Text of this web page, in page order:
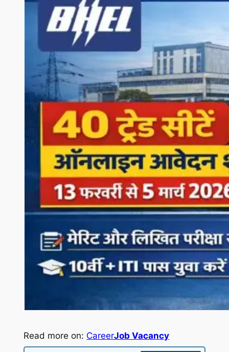
Read more on: CareerJob Vacancy